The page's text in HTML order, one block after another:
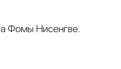
Фомы Нисенгве.